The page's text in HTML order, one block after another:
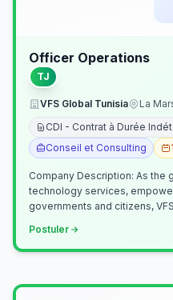
Officer Operations
TJ
VFS Global Tunisia
La
CDI - Contrat à Durée
Conseil et Consulting
Company Description: As the global leader in trusted
technology services,
governments and citizens,
Postuler